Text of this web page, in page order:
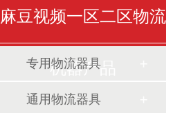
麻豆视频一区二区物流
机器产品
专用物流器具
通用物流器具